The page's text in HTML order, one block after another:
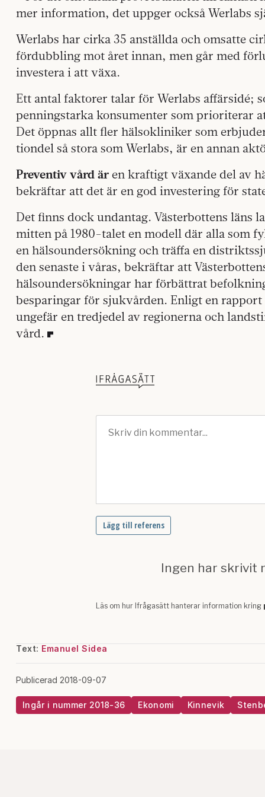
mer information, det uppger också Wer­labs
Werlabs har cirka 35 anställda och omsatte
fördubbling mot året innan, men går med
investera i att växa.
Ett antal faktorer talar för Werlabs affärsidé;
penningstarka konsumenter som prioriterar
Det öppnas allt fler hälsokliniker som
tiondel så stora som Werlabs, är en annan
Preventiv vård är en kraftigt växande del av
bekräftar att det är en god investering för
Det finns dock undantag. Västerbottens läns
mitten på 1980-talet en modell där alla som
en hälsoundersökning och träffa en
den senaste i våras, bekräftar att
hälsoundersökningar har förbättrat
besparingar för sjukvården. Enligt en
ungefär en tredjedel av regionerna och
vård.
Text: Emanuel Sidea
Publicerad 2018-09-07
Ingår i nummer 2018-36 Ekonomi Kinnevik